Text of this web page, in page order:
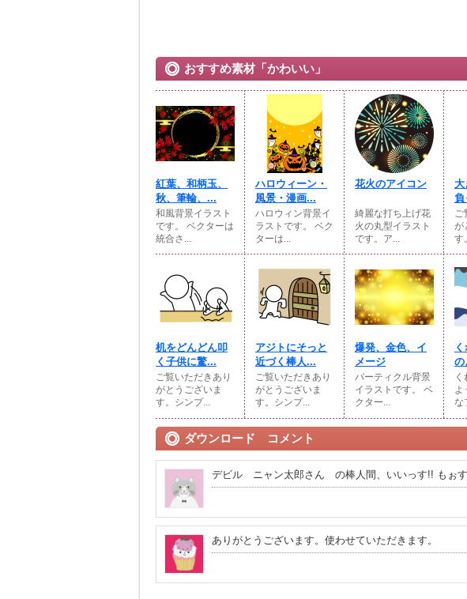
おすすめ素材「かわいい」
紅葉、和柄玉、
秋、筆輪、...
和風背景イラスト
です。 ベクターは
統合さ...
ハロウィーン・
風景・漫画...
ハロウィン背景イ
ラストです。 ベク
ターは...
花火のアイコン
綺麗な打ち上げ花
火の丸型イラスト
です。ア...
大
負
ご
が
す
机をどんどん叩
く子供に驚...
ご覧いただきあり
がとうございま
す。シンプ...
アジトにそっと
近づく棒人...
ご覧いただきあり
がとうございま
す。シンプ...
爆発、金色、イ
メージ
パーティクル背景
イラストです。 ベ
クター...
の
よ
な
ダウンロード コメント
デビル ニャン太郎さん の棒人間、いいっす!! もぉ
ありがとうございます。使わせていただきます。